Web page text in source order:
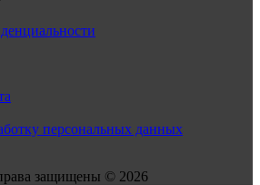
персональных данных
защищены © 2026